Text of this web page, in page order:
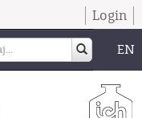
Login
EN